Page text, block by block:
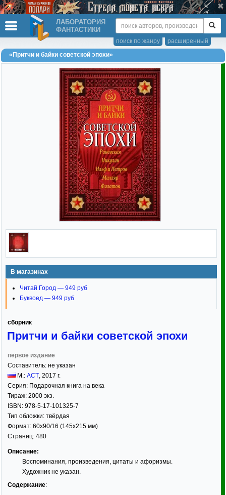
ЛАБОРАТОРИЯ
ФАНТАСТИКИ
расширенный
поиск по жанру
«Притчи и байки советской эпохи»
В магазинах
Читай Город — 949 руб
Буквоед — 949 руб
сборник
Притчи и байки советской эпохи
первое издание
Составитель: не указан
М.: АСТ, 2017 г.
Серия: Подарочная книга на века
Тираж: 2000 экз.
ISBN: 978-5-17-101325-7
Тип обложки: твёрдая
Формат: 60x90/16 (145x215 мм)
Страниц: 480
Описание:
Воспоминания, произведения, цитаты и афоризмы.
Художник не указан.
Содержание: